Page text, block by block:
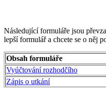
Následující formuláře jsou
lepší formulář a chcete se o něj
Obsah formuláře
Vyúčtování rozhodčího
Zápis o utkání